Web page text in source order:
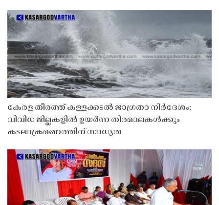
കേരള തീരത്ത് കള്ളക്കടൽ ജാഗ്രതാ നിർദേശം;
വിവിധ ജില്ലകളിൽ ഉയർന്ന തിരമാലകൾക്കും
കടലാക്രമണത്തിന് സാധ്യത